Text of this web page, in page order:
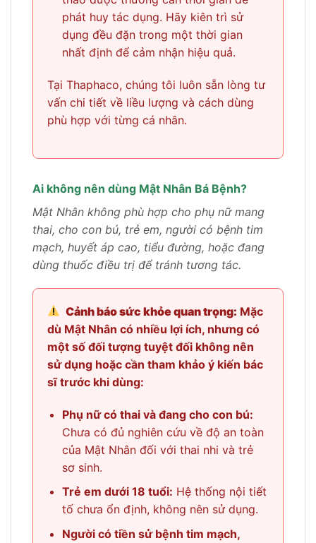
phát huy tác dụng. Hãy kiên trì sử
dụng đều đặn trong một thời gian
nhất định để cảm nhận hiệu quả.
Tại Thaphaco, chúng tôi luôn sẵn lòng tư
vấn chi tiết về liều lượng và cách dùng
phù hợp với từng cá nhân.
Ai không nên dùng Mật Nhân Bá Bệnh?
Mật Nhân không phù hợp cho phụ nữ mang
thai, cho con bú, trẻ em, người có bệnh tim
mạch, huyết áp cao, tiểu đường, hoặc đang
dùng thuốc điều trị để tránh tương tác.
Cảnh báo sức khỏe quan trọng: Mặc
dù Mật Nhân có nhiều lợi ích, nhưng có
một số đối tượng tuyệt đối không nên
sử dụng hoặc cần tham khảo ý kiến bác
sĩ trước khi dùng:
Phụ nữ có thai và đang cho con bú:
Chưa có đủ nghiên cứu về độ an toàn
của Mật Nhân đối với thai nhi và trẻ
sơ sinh.
Trẻ em dưới 18 tuổi: Hệ thống nội tiết
tố chưa ổn định, không nên sử dụng.
Người có tiền sử bệnh tim mạch,